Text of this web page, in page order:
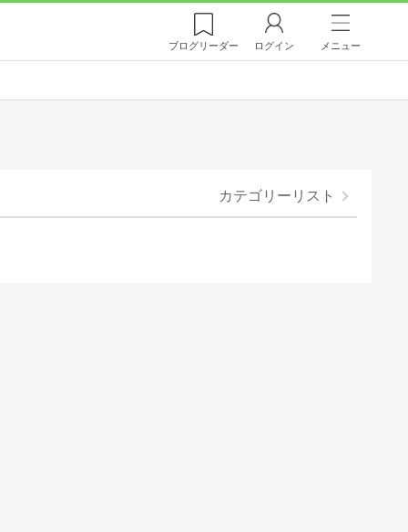
ブログリーダー ログイン メニュー
カテゴリーリスト